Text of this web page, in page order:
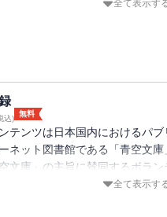
注釈等が追記されている場合があ
全て表示す
込)
無料
テンツは日本国内におけるパ
ネット図書館である「青空文庫
空文庫」の主旨に賛同するボラ
注釈等が追記されている場合があ
全て表示す